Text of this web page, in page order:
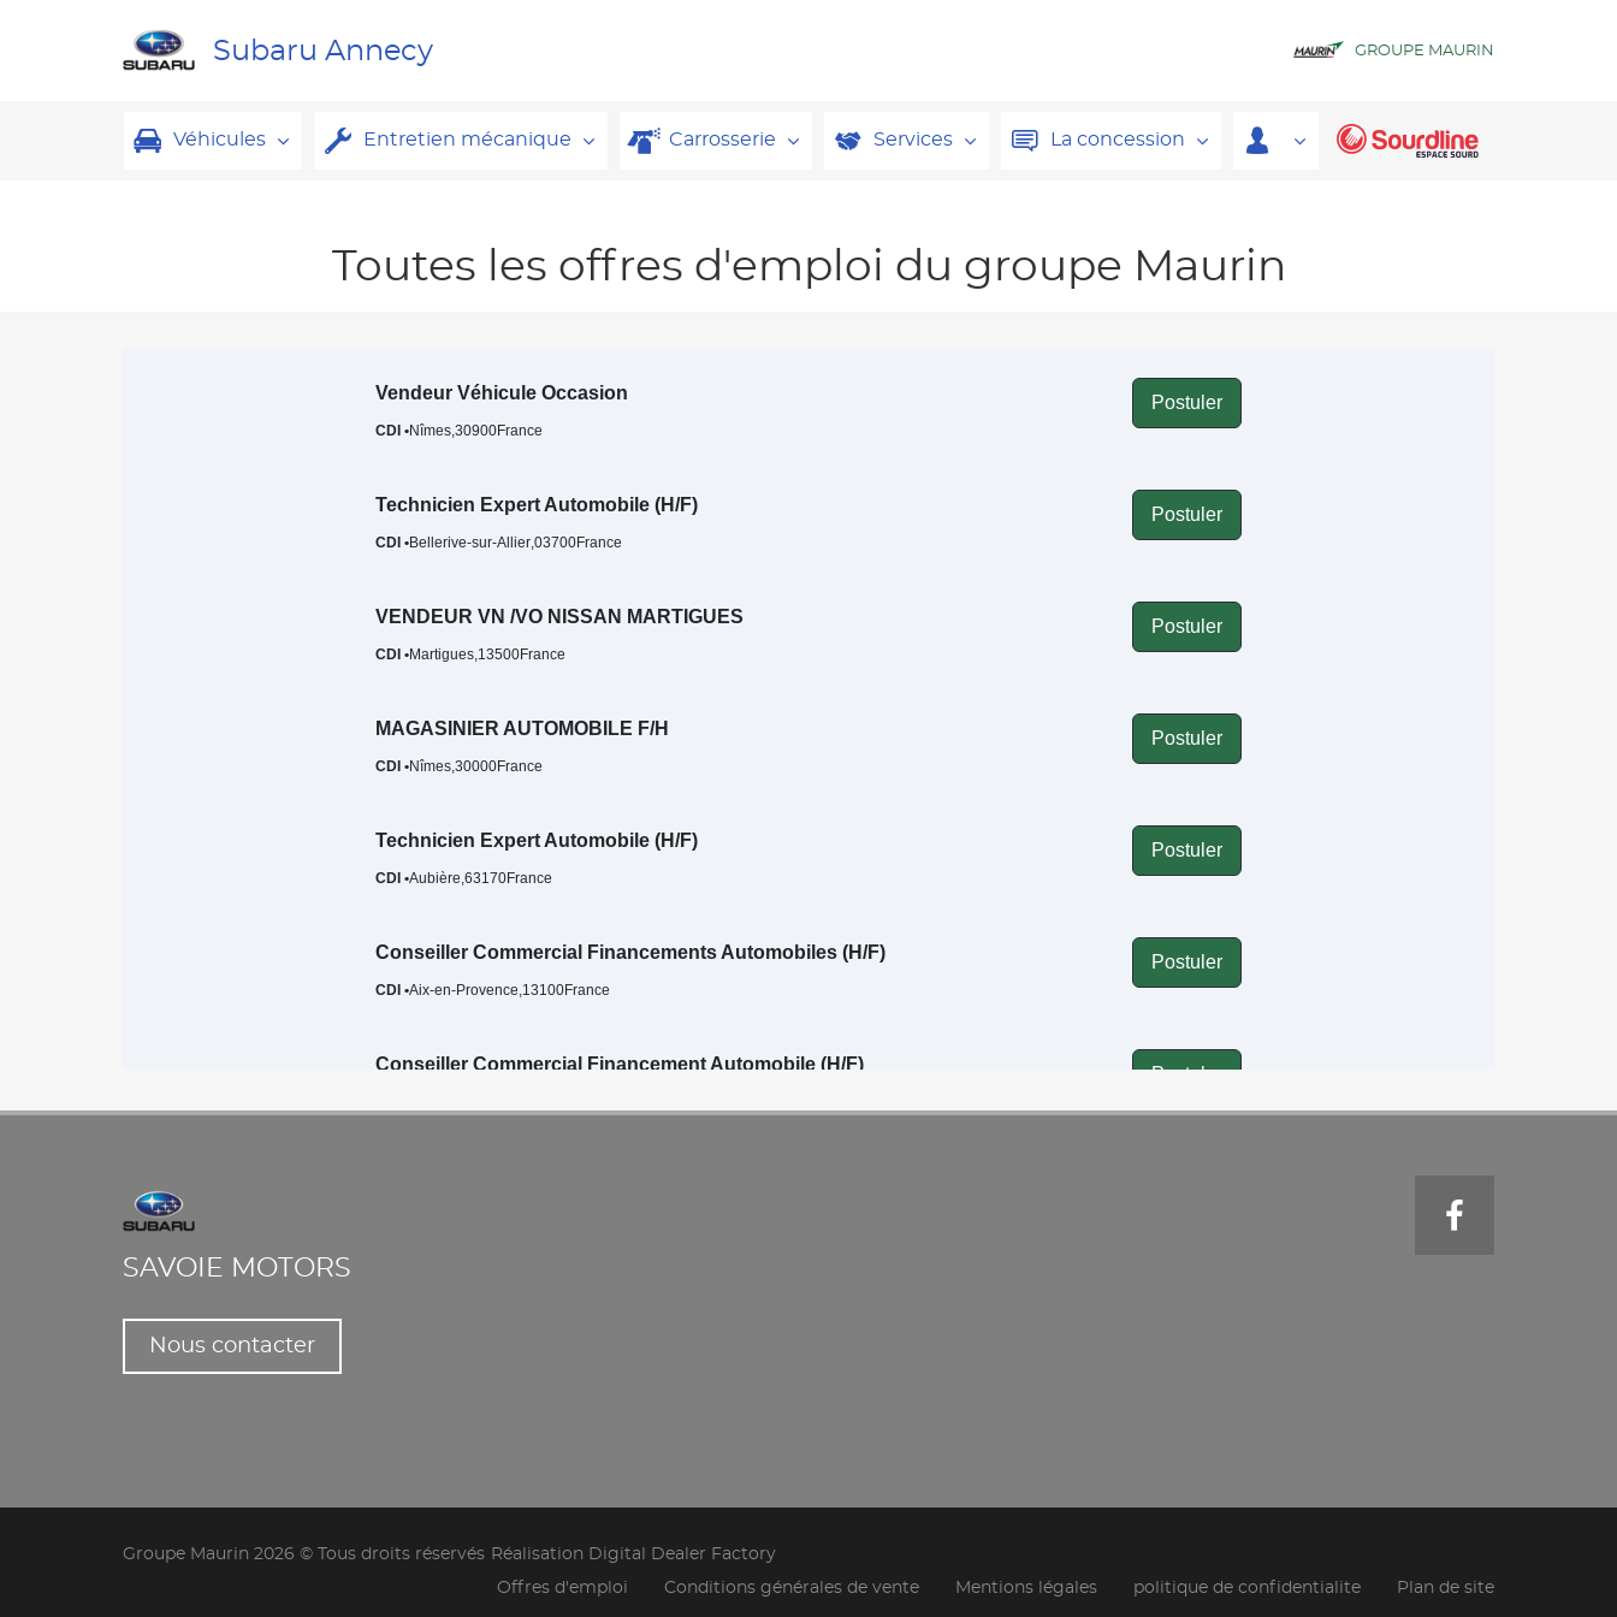
Subaru Annecy GROUPE MAURIN
Véhicules Entretien mécanique Carrosserie Services La concession
Toutes les offres d'emploi du groupe Maurin
SAVOIE MOTORS
Nous contacter
Groupe Maurin 2026 © Tous droits réservés Réalisation Digital Dealer Factory
Offres d'emploi
Conditions générales de vente Mentions légales politique de confidentialite Plan de site